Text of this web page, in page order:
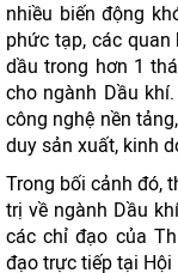
nhiều biến động
phức tạp, các
dầu trong hơn 1
cho ngành Dầu
công nghệ nền
duy sản xuất, kinh
Trong bối cảnh đó,
trị về ngành Dầu
các chỉ đạo của
đạo trực tiếp tại Hội